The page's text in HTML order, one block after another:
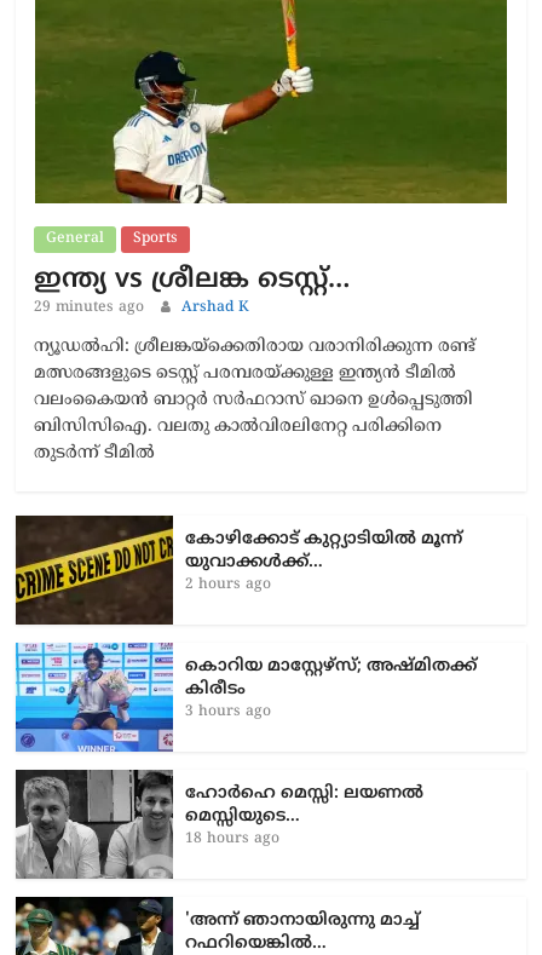
General Sports
ഇന്ത്യ vs ശ്രീലങ്ക ടെസ്റ്റ്…
29 minutes ago Arshad K
ന്യൂഡൽഹി: ശ്രീലങ്കയ്ക്കെതിരായ വരാനിരിക്കുന്ന രണ്ട്
മത്സരങ്ങളുടെ ടെസ്റ്റ് പരമ്പരയ്ക്കുള്ള ഇന്ത്യൻ ടീമിൽ
വലംകൈയൻ ബാറ്റർ സർഫറാസ് ഖാനെ ഉൾപ്പെടുത്തി
ബിസിസിഐ. വലതു കാൽവിരലിനേറ്റ പരിക്കിനെ
തുടർന്ന് ടീമിൽ
കോഴിക്കോട് കുറ്റ്യാടിയിൽ മൂന്ന്
യുവാക്കൾക്ക്…
2 hours ago
കൊറിയ മാസ്റ്റേഴ്സ്; അഷ്മിതക്ക്
കിരീടം
3 hours ago
ഹോർഹെ മെസ്സി: ലയണൽ
മെസ്സിയുടെ…
18 hours ago
'അന്ന് ഞാനായിരുന്നു മാച്ച്
റഫറിയെങ്കിൽ…